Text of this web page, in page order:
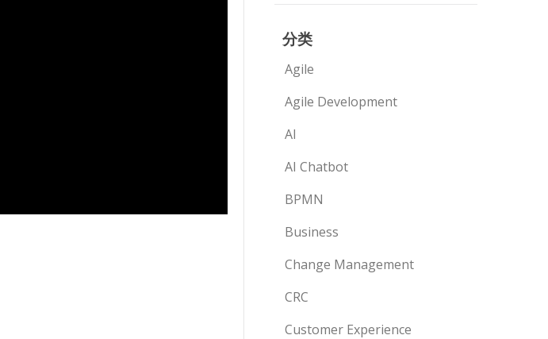
分类
Agile
Agile Development
AI
AI Chatbot
BPMN
Business
Change Management
CRC
Customer Experience